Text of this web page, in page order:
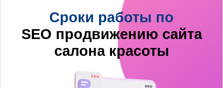
Сроки работы по
SEO продвижению сайта
салона красоты